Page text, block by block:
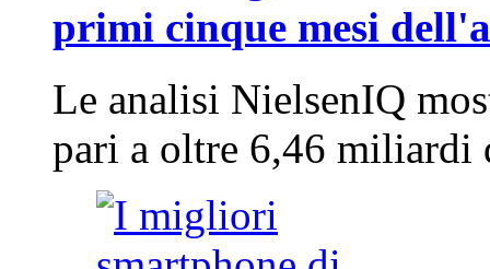
primi cinque mesi
Le analisi NielsenIQ
pari a oltre 6,46